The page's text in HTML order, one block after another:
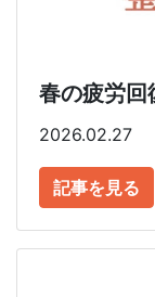
春の疲労
2026.02.27
記事を見る